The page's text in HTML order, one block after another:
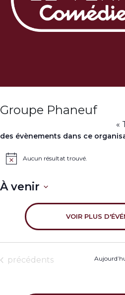
Groupe Phaneuf
«
des évènements dans ce
NoticeAucun résultat trouvé.
À venir
VOIR PLUS
des évènements
précédents